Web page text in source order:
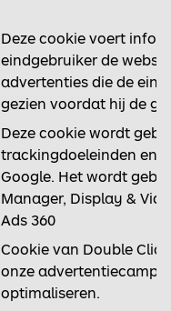
Deze cookie voert
eindgebruiker de
advertenties die de
gezien voordat hij de
Deze cookie wordt
trackingdoeleinden en
Google. Het wordt
Manager, Display &
Ads 360
Cookie van Double
onze
optimaliseren.